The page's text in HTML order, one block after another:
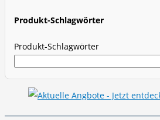
Produkt-Schlagwörter
Produkt-Schlagwörter